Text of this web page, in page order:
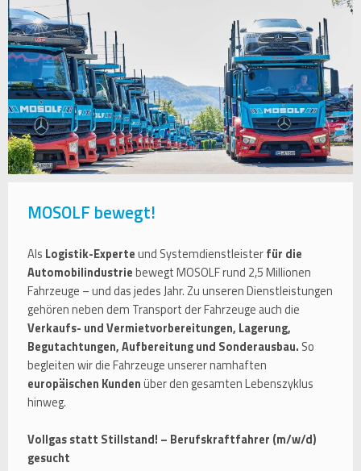
MOSOLF bewegt!
Als Logistik-Experteund Systemdienstleisterfür die
Automobilindustriebewegt MOSOLF rund 2,5 Millionen
Fahrzeuge – und das jedes Jahr. Zu unseren Dienstleistungen
gehören neben dem Transport der Fahrzeuge auch die
Verkaufs- und Vermietvorbereitungen, Lagerung,
Begutachtungen, Aufbereitung und Sonderausbau. So
begleiten wir die Fahrzeuge unserer namhaften
europäischen Kundenüber den gesamten Lebenszyklus
hinweg.
Vollgas statt Stillstand! – Berufskraftfahrer (m/w/d)
gesucht